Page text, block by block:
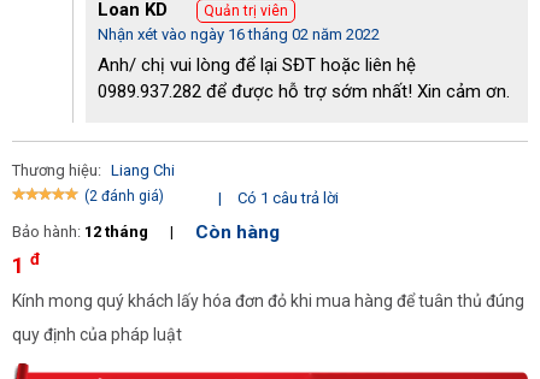
Loan KD Quản trị viên
Nhận xét vào ngày 16 tháng 02 năm 2022
Anh/ chị vui lòng để lại SĐT hoặc liên hệ
0989.937.282 để được hỗ trợ sớm nhất! Xin cảm ơn.
Thương hiệu: Liang Chi
(2 đánh giá) |
Có 1 câu trả lời
Bảo hành: 12 tháng | Còn hàng
1 đ
Kính mong quý khách lấy hóa đơn đỏ khi mua hàng để tuân thủ đúng
quy định của pháp luật